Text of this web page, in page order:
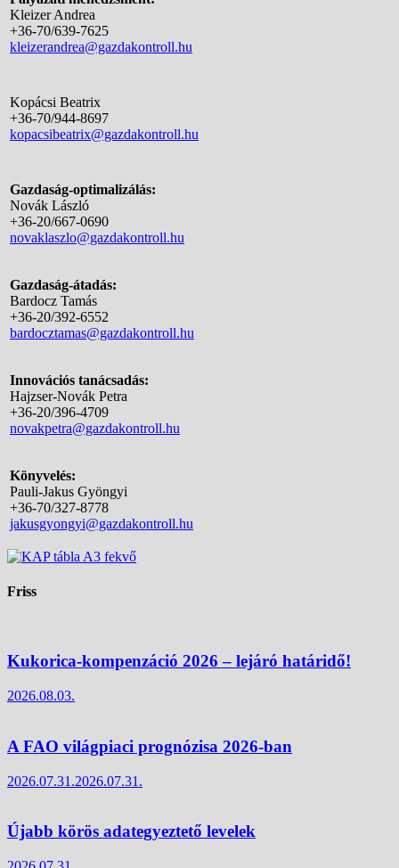
Kleizer Andrea
+36-70/639-7625
kleizerandrea@gazdakontroll.hu
Kopácsi Beatrix
+36-70/944-8697
kopacsibeatrix@gazdakontroll.hu
Gazdaság-optimalizálás:
Novák László
+36-20/667-0690
novaklaszlo@gazdakontroll.hu
Gazdaság-átadás:
Bardocz Tamás
+36-20/392-6552
bardocztamas@gazdakontroll.hu
Innovációs tanácsadás:
Hajzser-Novák Petra
+36-20/396-4709
novakpetra@gazdakontroll.hu
Könyvelés:
Pauli-Jakus Gyöngyi
+36-70/327-8778
jakusgyongyi@gazdakontroll.hu
Friss
Kukorica-kompenzáció 2026 – lejáró határidő!
2026.08.03.
A FAO világpiaci prognózisa 2026-ban
2026.07.31.2026.07.31.
Újabb körös adategyeztető levelek